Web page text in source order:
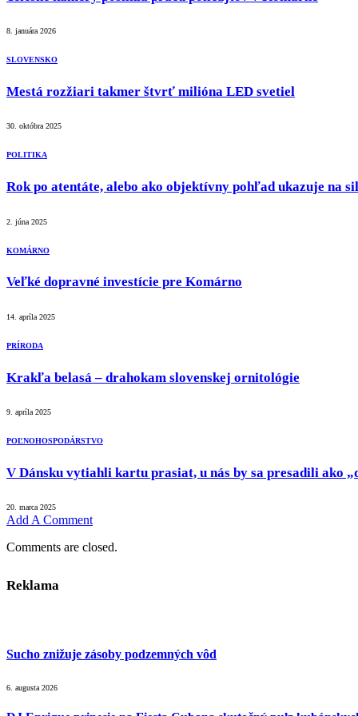
8. januára 2026
SLOVENSKO
Mestá rozžiari takmer štvrť milióna LED svetiel
30. októbra 2025
POLITIKA
Rok po atentáte, alebo ako objektívny pohľad ukazuje na
2. júna 2025
KOMÁRNO
Veľké dopravné investície pre Komárno
14. apríla 2025
PRÍRODA
Krakľa belasá – drahokam slovenskej ornitológie
9. apríla 2025
POĽNOHOSPODÁRSTVO
V Dánsku vytiahli kartu prasiat, u nás by sa presadili ako
20. marca 2025
Add A Comment
Comments are closed.
Reklama
Sucho znižuje zásoby podzemných vôd
6. augusta 2026